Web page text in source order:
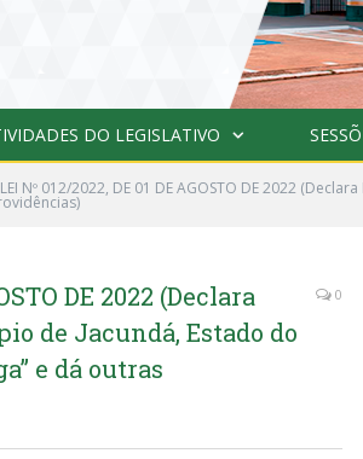
DO LEGISLATIVO
LEI Nº 012/2022, DE 01 DE AGOSTO DE 2022
DE 2022 (Declara
de Jacundá, Estado do
e dá outras
0